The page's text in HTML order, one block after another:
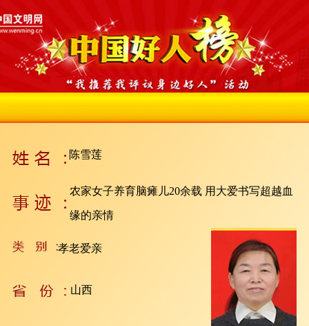
陈雪莲
农家女子养育脑瘫儿20余载 用大爱书写超越血
缘的亲情
孝老爱亲
山西